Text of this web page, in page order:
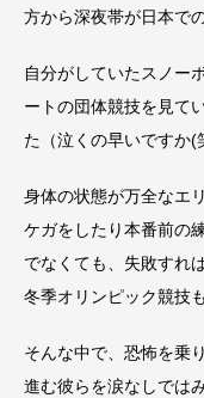
方から深夜帯が日本で
自分がしていたスノー
ートの団体競技を見て
た（泣くの早いですか(
身体の状態が万全なエ
ケガをしたり本番前の
でなくても、失敗すれ
冬季オリンピック競技
そんな中で、恐怖を乗
進む彼らを涙なしでは